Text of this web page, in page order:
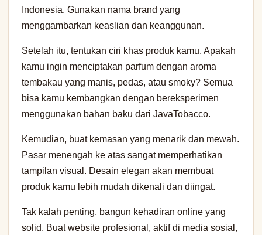
Indonesia. Gunakan nama brand yang
menggambarkan keaslian dan keanggunan.
Setelah itu, tentukan ciri khas produk kamu. Apakah
kamu ingin menciptakan parfum dengan aroma
tembakau yang manis, pedas, atau smoky? Semua
bisa kamu kembangkan dengan bereksperimen
menggunakan bahan baku dari JavaTobacco.
Kemudian, buat kemasan yang menarik dan mewah.
Pasar menengah ke atas sangat memperhatikan
tampilan visual. Desain elegan akan membuat
produk kamu lebih mudah dikenali dan diingat.
Tak kalah penting, bangun kehadiran online yang
solid. Buat website profesional, aktif di media sosial,